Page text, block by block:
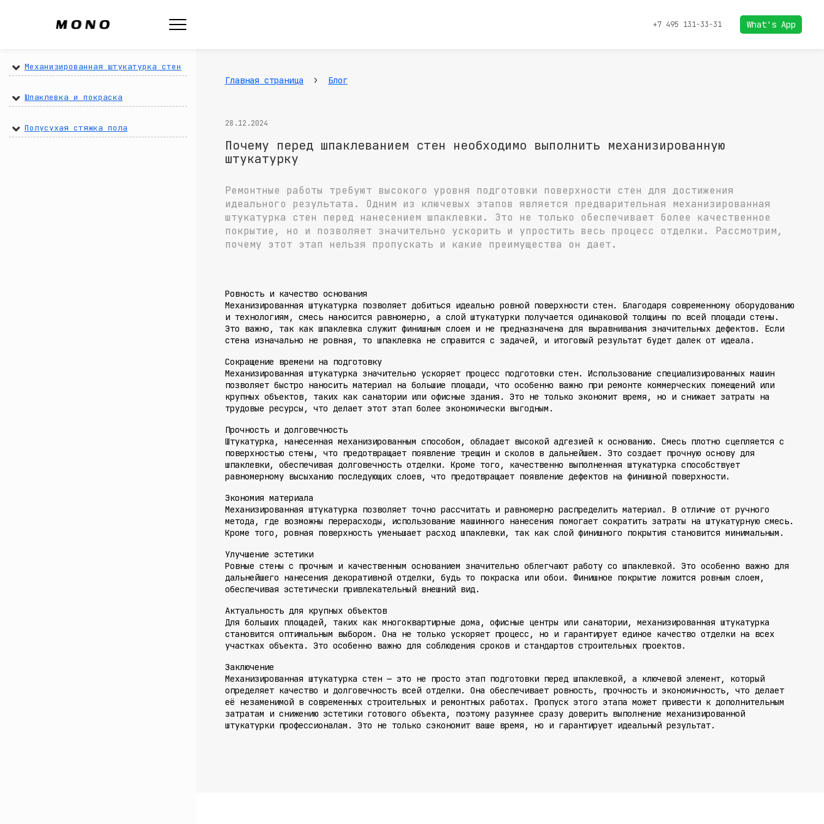
+7 495 131-33-31 What's App
Механизированная штукатурка стен
Шпаклевка и покраска
Полусухая стяжка пола
Главная страница › Блог
28.12.2024
Почему перед шпаклеванием стен необходимо выполнить механизированную
штукатурку
Ремонтные работы требуют высокого уровня подготовки поверхности стен для достижения
идеального результата. Одним из ключевых этапов является предварительная механизированная
штукатурка стен перед нанесением шпаклевки. Это не только обеспечивает более качественное
покрытие, но и позволяет значительно ускорить и упростить весь процесс отделки. Рассмотрим,
почему этот этап нельзя пропускать и какие преимущества он дает.
Ровность и качество основания
Механизированная штукатурка позволяет добиться идеально ровной поверхности стен. Благодаря современному оборудованию
и технологиям, смесь наносится равномерно, а слой штукатурки получается одинаковой толщины по всей площади стены.
Это важно, так как шпаклевка служит финишным слоем и не предназначена для выравнивания значительных дефектов. Если
стена изначально не ровная, то шпаклевка не справится с задачей, и итоговый результат будет далек от идеала.
Сокращение времени на подготовку
Механизированная штукатурка значительно ускоряет процесс подготовки стен. Использование специализированных машин
позволяет быстро наносить материал на большие площади, что особенно важно при ремонте коммерческих помещений или
крупных объектов, таких как санатории или офисные здания. Это не только экономит время, но и снижает затраты на
трудовые ресурсы, что делает этот этап более экономически выгодным.
Прочность и долговечность
Штукатурка, нанесенная механизированным способом, обладает высокой адгезией к основанию. Смесь плотно сцепляется с
поверхностью стены, что предотвращает появление трещин и сколов в дальнейшем. Это создает прочную основу для
шпаклевки, обеспечивая долговечность отделки. Кроме того, качественно выполненная штукатурка способствует
равномерному высыханию последующих слоев, что предотвращает появление дефектов на финишной поверхности.
Экономия материала
Механизированная штукатурка позволяет точно рассчитать и равномерно распределить материал. В отличие от ручного
метода, где возможны перерасходы, использование машинного нанесения помогает сократить затраты на штукатурную смесь.
Кроме того, ровная поверхность уменьшает расход шпаклевки, так как слой финишного покрытия становится минимальным.
Улучшение эстетики
Ровные стены с прочным и качественным основанием значительно облегчают работу со шпаклевкой. Это особенно важно для
дальнейшего нанесения декоративной отделки, будь то покраска или обои. Финишное покрытие ложится ровным слоем,
обеспечивая эстетически привлекательный внешний вид.
Актуальность для крупных объектов
Для больших площадей, таких как многоквартирные дома, офисные центры или санатории, механизированная штукатурка
становится оптимальным выбором. Она не только ускоряет процесс, но и гарантирует единое качество отделки на всех
участках объекта. Это особенно важно для соблюдения сроков и стандартов строительных проектов.
Заключение
Механизированная штукатурка стен — это не просто этап подготовки перед шпаклевкой, а ключевой элемент, который
определяет качество и долговечность всей отделки. Она обеспечивает ровность, прочность и экономичность, что делает
её незаменимой в современных строительных и ремонтных работах. Пропуск этого этапа может привести к дополнительным
затратам и снижению эстетики готового объекта, поэтому разумнее сразу доверить выполнение механизированной
штукатурки профессионалам. Это не только сэкономит ваше время, но и гарантирует идеальный результат.